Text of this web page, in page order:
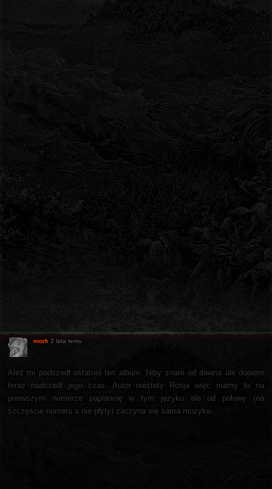
mork 2 lata temu
Ależ mi podszedł ostatnio ten album. Niby znam od dawna ale dopiero
teraz nadszedł jego czas. Autor niestety Rosja więc mamy tu na
pierwszym numerze paplaninę w tym języku ale od połowy (na
szczęście numeru a nie płyty) zaczyna się sama muzyka.